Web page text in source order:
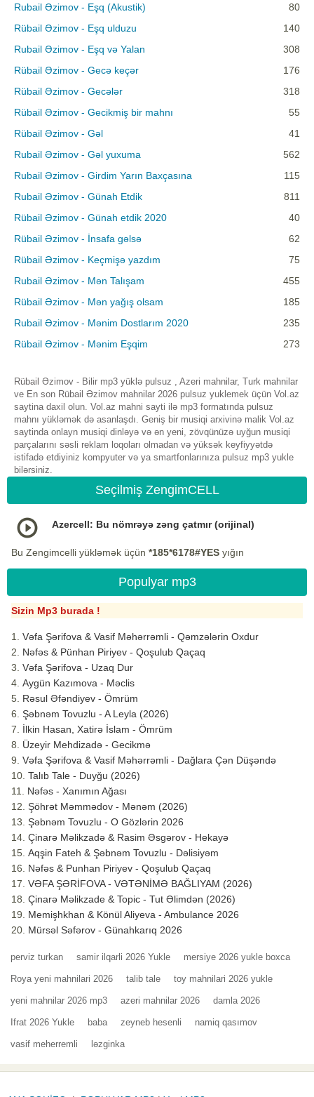
Rubail Əzimov - Eşq (Akustik)
80
Rübail Əzimov - Eşq ulduzu
140
Rubail Əzimov - Eşq və Yalan
308
Rübail Əzimov - Gecə keçər
176
Rübail Əzimov - Gecələr
318
Rübail Əzimov - Gecikmiş bir mahnı
55
Rübail Əzimov - Gəl
41
Rubail Əzimov - Gəl yuxuma
562
Rubail Əzimov - Girdim Yarın Baxçasına
115
Rubail Əzimov - Günah Etdik
811
Rübail Əzimov - Günah etdik 2020
40
Rübail Əzimov - İnsafa gəlsə
62
Rübail Əzimov - Keçmişə yazdım
75
Rubail Əzimov - Mən Talışam
455
Rübail Əzimov - Mən yağış olsam
185
Rubail Əzimov - Mənim Dostlarım 2020
235
Rübail Əzimov - Mənim Eşqim
273
Rübail Əzimov - Bilir mp3 yüklə pulsuz , Azeri mahnilar, Turk mahnilar
ve En son Rübail Əzimov mahnilar 2026 pulsuz yuklemek üçün Vol.az
saytina daxil olun. Vol.az mahni sayti ilə mp3 formatında pulsuz
mahnı yükləmək də asanlaşdı. Geniş bir musiqi arxivinə malik Vol.az
saytinda onlayn musiqi dinləyə və ən yeni, zövqünüzə uyğun musiqi
parçalarını səsli reklam loqoları olmadan və yüksək keyfiyyətdə
istifadə etdiyiniz kompyuter və ya smartfonlarınıza pulsuz mp3 yukle
bilərsiniz.
Seçilmiş ZengimCELL
Azercell: Bu nömrəyə zəng çatmır (orijinal)
Bu Zengimcelli yükləmək üçün *185*6178#YES yığın
Populyar mp3
Sizin Mp3 burada !
Vəfa Şərifova & Vasif Məhərrəmli - Qəmzələrin Oxdur
Nəfəs & Pünhan Piriyev - Qoşulub Qaçaq
Vəfa Şərifova - Uzaq Dur
Aygün Kazımova - Məclis
Rəsul Əfəndiyev - Ömrüm
Şəbnəm Tovuzlu - A Leyla (2026)
İlkin Hasan, Xatirə İslam - Ömrüm
Üzeyir Mehdizadə - Gecikmə
Vəfa Şərifova & Vasif Məhərrəmli - Dağlara Çən Düşəndə
Talıb Tale - Duyğu (2026)
Nəfəs - Xanımın Ağası
Şöhrət Məmmədov - Mənəm (2026)
Şəbnəm Tovuzlu - O Gözlərin 2026
Çinarə Məlikzadə & Rasim Əsgərov - Hekayə
Aqşin Fateh & Şəbnəm Tovuzlu - Dəlisiyəm
Nəfəs & Punhan Piriyev - Qoşulub Qaçaq
VƏFA ŞƏRİFOVA - VƏTƏNİMƏ BAĞLIYAM (2026)
Çinarə Məlikzade & Topic - Tut Əlimdən (2026)
Memişhkhan & Könül Aliyeva - Ambulance 2026
Mürsəl Səfərov - Günahkarıq 2026
perviz turkan samir ilqarli 2026 Yukle mersiye 2026 yukle boxca
Roya yeni mahnilari 2026 talib tale toy mahnilari 2026 yukle
yeni mahnilar 2026 mp3 azeri mahnilar 2026 damla 2026
Ifrat 2026 Yukle baba zeyneb hesenli namiq qasımov
vasif meherremli ləzginka